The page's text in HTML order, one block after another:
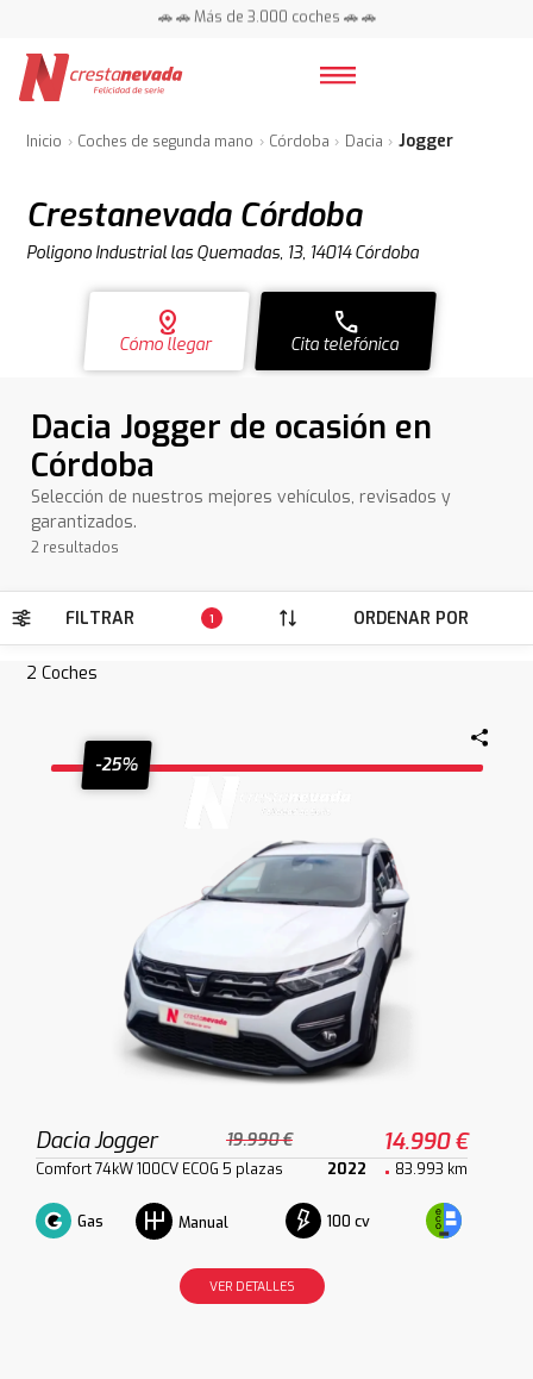
🚗 🚗 Más de 3.000 coches 🚗 🚗
Inicio Coches de segunda mano Córdoba Dacia Jogger
Crestanevada Córdoba
Poligono Industrial las Quemadas, 13, 14014 Córdoba
distance
Cómo llegar
call
Cita telefónica
Dacia Jogger de ocasión en
Córdoba
Selección de nuestros mejores vehículos, revisados y
garantizados.
2 resultados
FILTRAR 1 ORDENAR POR
2 Coches
-25%
Dacia Jogger 19.990 € 14.990 €
Comfort 74kW 100CV ECOG 5 plazas 2022 83.993 km
Gas Manual 100 cv
VER DETALLES